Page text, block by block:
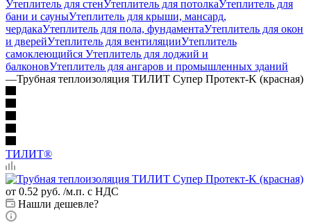
Утеплитель для стенУтеплитель для потолкаУтеплитель для
бани и сауныУтеплитель для крыши, мансард,
чердакаУтеплитель для пола, фундаментаУтеплитель для окон
и дверейУтеплитель для вентиляцииУтеплитель
самоклеющийся Утеплитель для лоджий и
балконовУтеплитель для ангаров и промышленных зданий
—Трубная теплоизоляция ТИЛИТ Супер Протект-K (красная)
ТИЛИТ®
от 0.52 руб. /м.п. с НДС
Нашли дешевле?